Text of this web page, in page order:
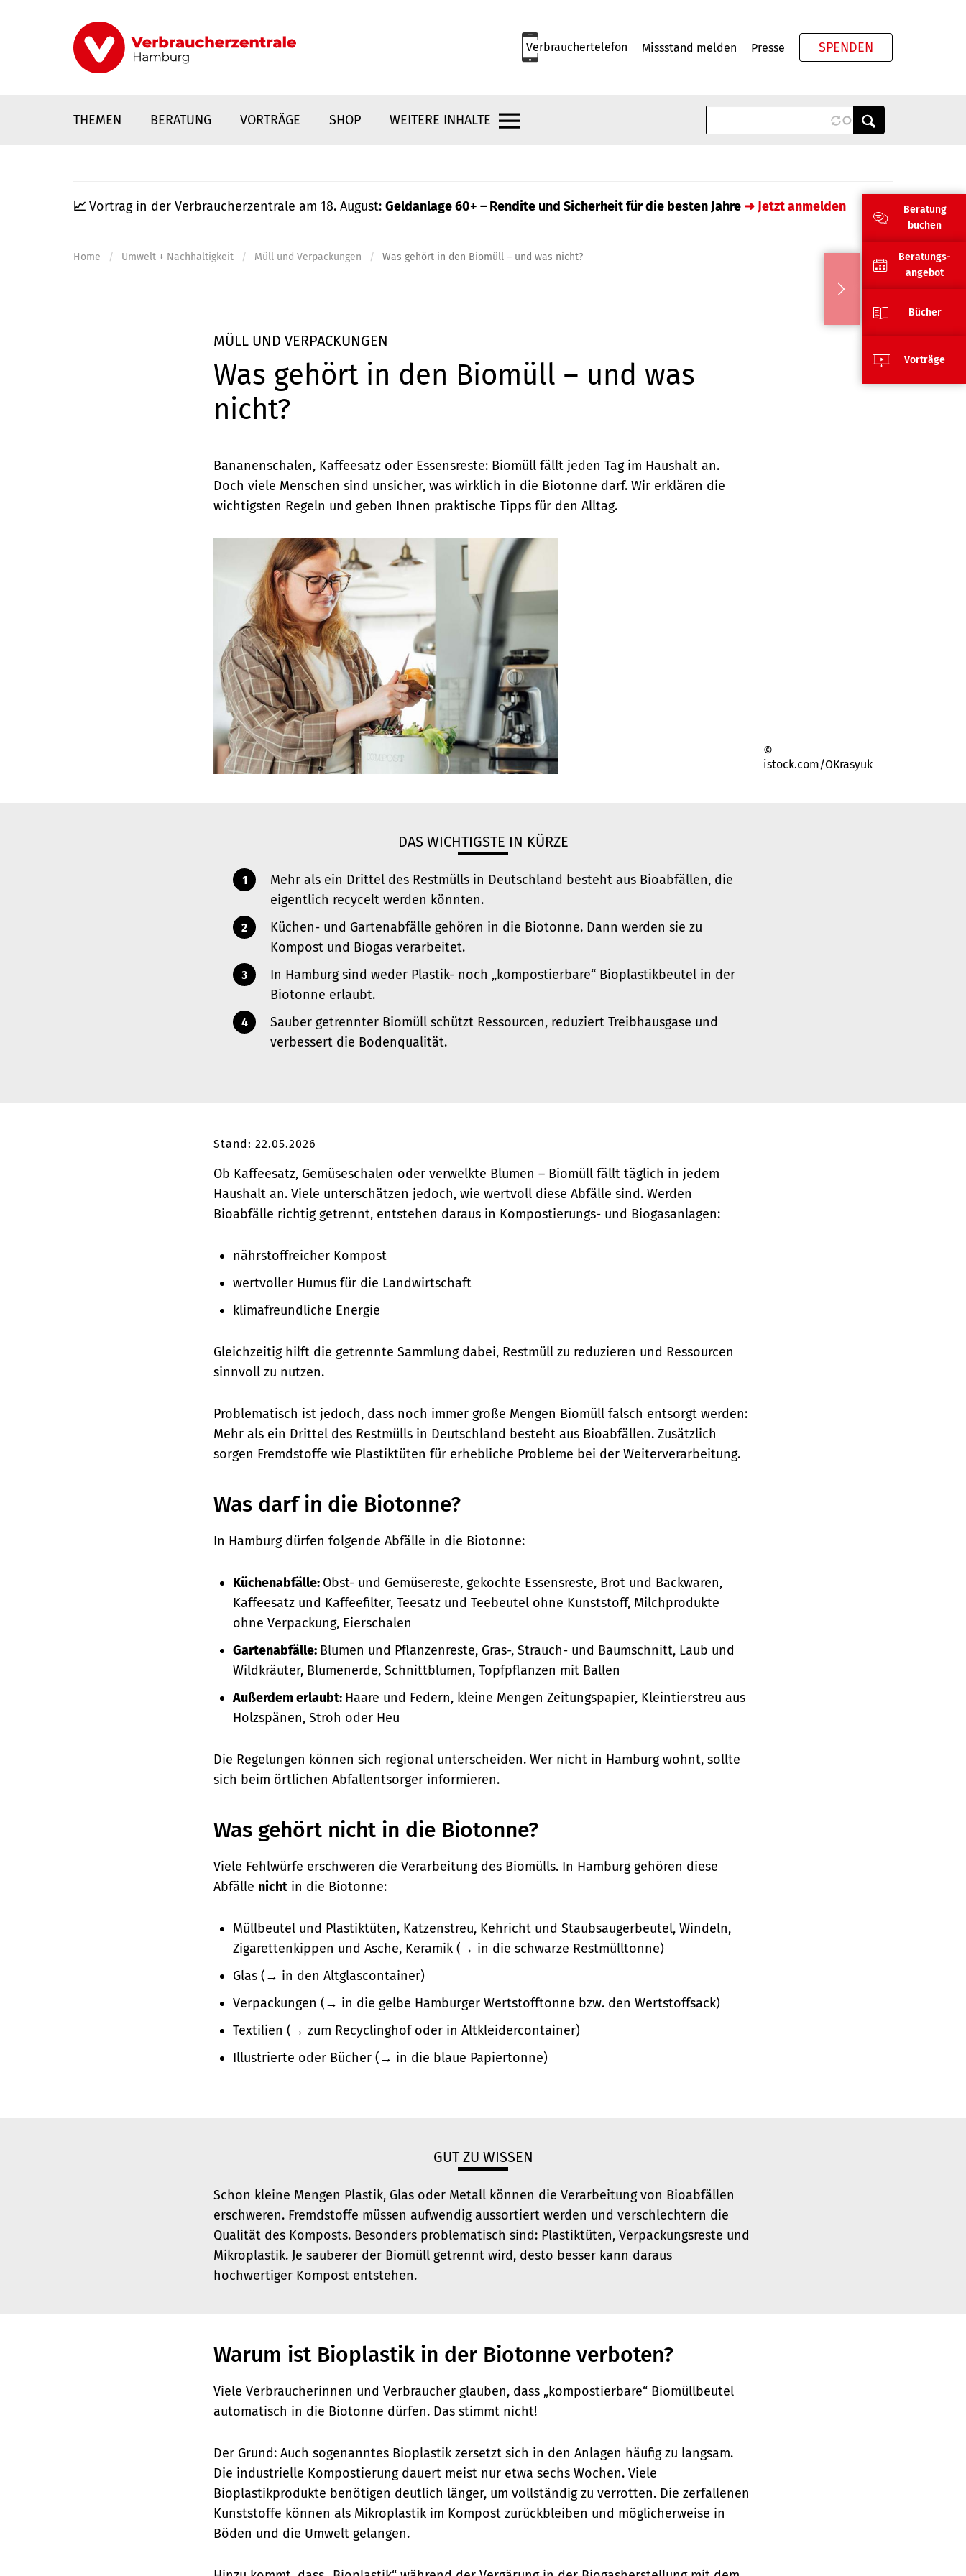
Verbrauchertelefon Missstand melden Presse SPENDEN
THEMEN BERATUNG VORTRÄGE SHOP WEITERE INHALTE
📈 Vortrag in der Verbraucherzentrale am 18. August: Geldanlage 60+ – Rendite und Sicherheit für die besten Jahre ➜ Jetzt anmelden
Home Umwelt + Nachhaltigkeit Müll und Verpackungen Was gehört in den Biomüll – und was nicht?
MÜLL UND VERPACKUNGEN
Was gehört in den Biomüll – und was
nicht?
Bananenschalen, Kaffeesatz oder Essensreste: Biomüll fällt jeden Tag im Haushalt an.
Doch viele Menschen sind unsicher, was wirklich in die Biotonne darf. Wir erklären die
wichtigsten Regeln und geben Ihnen praktische Tipps für den Alltag.
©
istock.com/OKrasyuk
DAS WICHTIGSTE IN KÜRZE
Mehr als ein Drittel des Restmülls in Deutschland besteht aus Bioabfällen, die
eigentlich recycelt werden könnten.
Küchen- und Gartenabfälle gehören in die Biotonne. Dann werden sie zu
Kompost und Biogas verarbeitet.
In Hamburg sind weder Plastik- noch „kompostierbare“ Bioplastikbeutel in der
Biotonne erlaubt.
Sauber getrennter Biomüll schützt Ressourcen, reduziert Treibhausgase und
verbessert die Bodenqualität.
Stand: 22.05.2026
Ob Kaffeesatz, Gemüseschalen oder verwelkte Blumen – Biomüll fällt täglich in jedem
Haushalt an. Viele unterschätzen jedoch, wie wertvoll diese Abfälle sind. Werden
Bioabfälle richtig getrennt, entstehen daraus in Kompostierungs- und Biogasanlagen:
nährstoffreicher Kompost
wertvoller Humus für die Landwirtschaft
klimafreundliche Energie
Gleichzeitig hilft die getrennte Sammlung dabei, Restmüll zu reduzieren und Ressourcen
sinnvoll zu nutzen.
Problematisch ist jedoch, dass noch immer große Mengen Biomüll falsch entsorgt werden:
Mehr als ein Drittel des Restmülls in Deutschland besteht aus Bioabfällen. Zusätzlich
sorgen Fremdstoffe wie Plastiktüten für erhebliche Probleme bei der Weiterverarbeitung.
Was darf in die Biotonne?
In Hamburg dürfen folgende Abfälle in die Biotonne:
Küchenabfälle: Obst- und Gemüsereste, gekochte Essensreste, Brot und Backwaren,
Kaffeesatz und Kaffeefilter, Teesatz und Teebeutel ohne Kunststoff, Milchprodukte
ohne Verpackung, Eierschalen
Gartenabfälle: Blumen und Pflanzenreste, Gras-, Strauch- und Baumschnitt, Laub und
Wildkräuter, Blumenerde, Schnittblumen, Topfpflanzen mit Ballen
Außerdem erlaubt: Haare und Federn, kleine Mengen Zeitungspapier, Kleintierstreu aus
Holzspänen, Stroh oder Heu
Die Regelungen können sich regional unterscheiden. Wer nicht in Hamburg wohnt, sollte
sich beim örtlichen Abfallentsorger informieren.
Was gehört nicht in die Biotonne?
Viele Fehlwürfe erschweren die Verarbeitung des Biomülls. In Hamburg gehören diese
Abfälle nicht in die Biotonne:
Müllbeutel und Plastiktüten, Katzenstreu, Kehricht und Staubsaugerbeutel, Windeln,
Zigarettenkippen und Asche, Keramik (→ in die schwarze Restmülltonne)
Glas (→ in den Altglascontainer)
Verpackungen (→ in die gelbe Hamburger Wertstofftonne bzw. den Wertstoffsack)
Textilien (→ zum Recyclinghof oder in Altkleidercontainer)
Illustrierte oder Bücher (→ in die blaue Papiertonne)
GUT ZU WISSEN
Schon kleine Mengen Plastik, Glas oder Metall können die Verarbeitung von Bioabfällen
erschweren. Fremdstoffe müssen aufwendig aussortiert werden und verschlechtern die
Qualität des Komposts. Besonders problematisch sind: Plastiktüten, Verpackungsreste und
Mikroplastik. Je sauberer der Biomüll getrennt wird, desto besser kann daraus
hochwertiger Kompost entstehen.
Warum ist Bioplastik in der Biotonne verboten?
Viele Verbraucherinnen und Verbraucher glauben, dass „kompostierbare“ Biomüllbeutel
automatisch in die Biotonne dürfen. Das stimmt nicht!
Der Grund: Auch sogenanntes Bioplastik zersetzt sich in den Anlagen häufig zu langsam.
Die industrielle Kompostierung dauert meist nur etwa sechs Wochen. Viele
Bioplastikprodukte benötigen deutlich länger, um vollständig zu verrotten. Die zerfallenen
Kunststoffe können als Mikroplastik im Kompost zurückbleiben und möglicherweise in
Böden und die Umwelt gelangen.
Beratung
buchen
Beratungs-
angebot
Bücher
Vorträge